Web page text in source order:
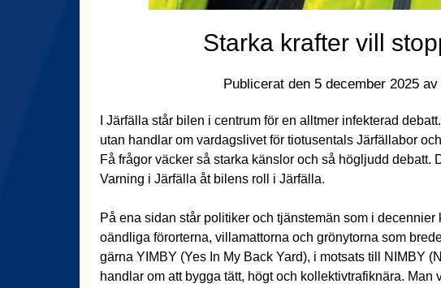
Starka krafter vill
Publicerat den 5 december 2025 av
I Järfälla står bilen i centrum för en alltmer infekterad
utan handlar om vardagslivet för tiotusentals Järfällabor
Få frågor väcker så starka känslor och så högljudd debatt.
Varning i Järfälla åt bilens roll i Järfälla.
På ena sidan står politiker och tjänstemän som i decennier
oändliga förorterna, villamattorna och grönytorna som
gärna YIMBY (Yes In My Back Yard), i motsats till NIMBY
handlar om att bygga tätt, högt och kollektivtrafiknära. Man